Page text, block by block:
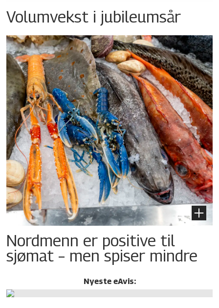
Volumvekst i jubileumsår
Nordmenn er positive til
sjømat – men spiser mindre
Nyeste eAvis: